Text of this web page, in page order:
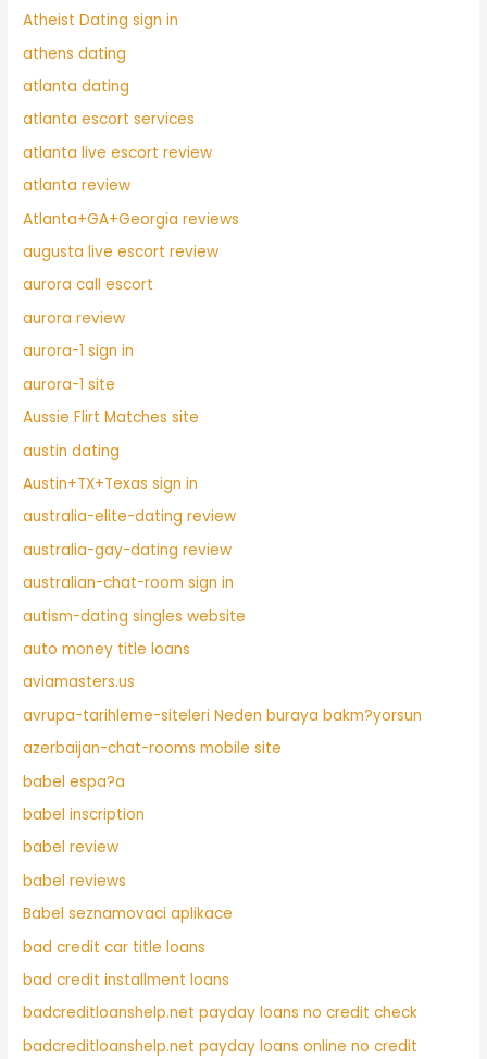
Atheist Dating sign in
athens dating
atlanta dating
atlanta escort services
atlanta live escort review
atlanta review
Atlanta+GA+Georgia reviews
augusta live escort review
aurora call escort
aurora review
aurora-1 sign in
aurora-1 site
Aussie Flirt Matches site
austin dating
Austin+TX+Texas sign in
australia-elite-dating review
australia-gay-dating review
australian-chat-room sign in
autism-dating singles website
auto money title loans
aviamasters.us
avrupa-tarihleme-siteleri Neden buraya bakm?yorsun
azerbaijan-chat-rooms mobile site
babel espa?a
babel inscription
babel review
babel reviews
Babel seznamovaci aplikace
bad credit car title loans
bad credit installment loans
badcreditloanshelp.net payday loans no credit check
badcreditloanshelp.net payday loans online no credit